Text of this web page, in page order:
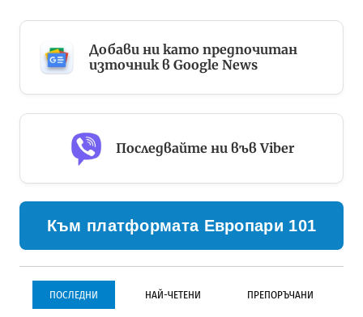
Добави ни като предпочитан
източник в Google News
Последвайте ни във Viber
Към платформата Европари 101
ПОСЛЕДНИ НАЙ-ЧЕТЕНИ ПРЕПОРЪЧАНИ